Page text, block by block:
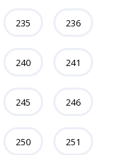
235 236
240 241
245 246
250 251